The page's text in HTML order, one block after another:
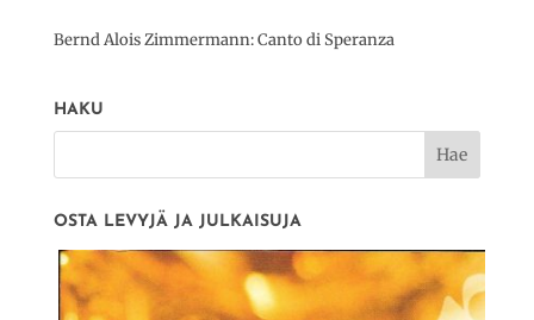
Bernd Alois Zimmermann: Canto di Speranza
HAKU
OSTA LEVYJÄ JA JULKAISUJA